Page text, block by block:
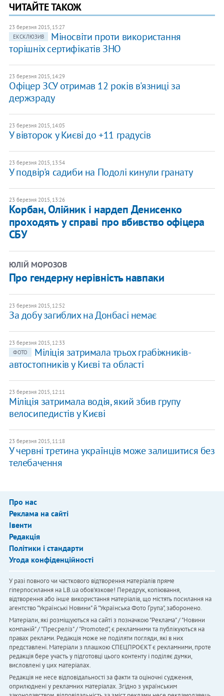
ЧИТАЙТЕ ТАКОЖ
23 березня 2015, 15:27
ЕКСКЛЮЗИВ
Міносвіти проти використання
торішніх сертифікатів ЗНО
23 березня 2015, 14:29
Офіцер ЗСУ отримав 12 років в'язниці за
держзраду
23 березня 2015, 14:05
У вівторок у Києві до +11 градусів
23 березня 2015, 13:54
У подвір'я садиби на Подолі кинули гранату
23 березня 2015, 13:26
Корбан, Олійник і нардеп Денисенко
проходять у справі про вбивство офіцера
СБУ
ЮЛІЙ МОРОЗОВ
Про гендерну нерівність навпаки
23 березня 2015, 12:52
За добу загиблих на Донбасі немає
23 березня 2015, 12:33
ФОТО
Міліція затримала трьох грабіжників-
автостопників у Києві та області
23 березня 2015, 12:11
Міліція затримала водія, який збив групу
велосипедистів у Києві
23 березня 2015, 11:18
У червні третина українців може залишитися без
телебачення
Про нас
Реклама на сайті
Івенти
Редакція
Політики і стандарти
Угода конфіденційності
У разі повного чи часткового відтворення матеріалів пряме
гіперпосилання на LB.ua обов'язкове! Передрук, копіювання,
відтворення або інше використання матеріалів, що містять посилання на
агентство "Українськi Новини" й "Українська Фото Група", заборонено.
Матеріали, які розміщуються на сайті з позначкою "Реклама" / "Новини
компаній" / "Пресреліз" / "Promoted", є рекламними та публікуються на
правах реклами. Редакція може не поділяти погляди, які в них
представлені. Матеріали з плашкою СПЕЦПРОЄКТ є рекламними, проте
редакція бере участь у підготовці цього контенту і поділяє думки,
висловлені у цих матеріалах.
Редакція не несе відповідальності за факти та оціночні судження,
оприлюднені у рекламних матеріалах. Згідно з українським